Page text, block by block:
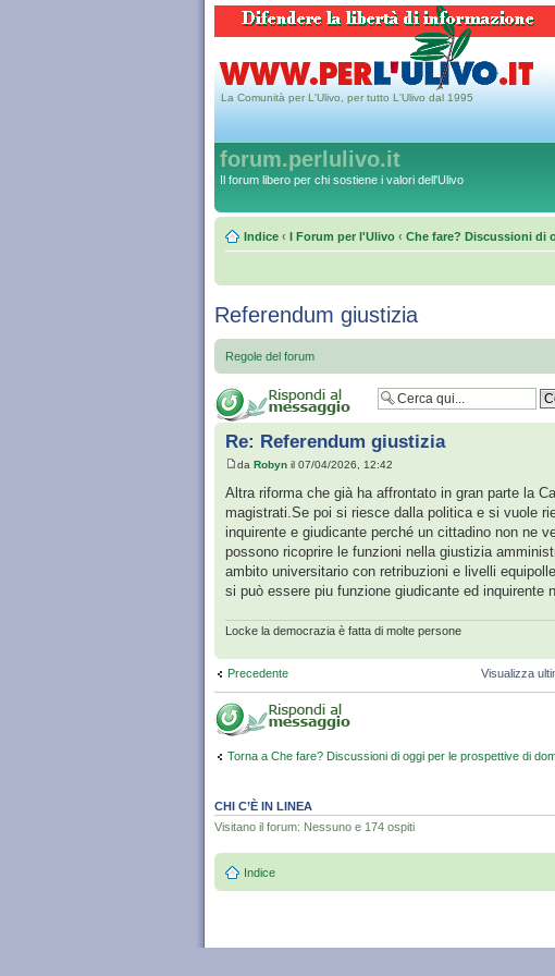
La Comunità per L'Ulivo, per tutto L'Ulivo dal 1995
forum.perlulivo.it
Il forum libero per chi sostiene i valori dell'Ulivo
Indice ‹ I Forum per l'Ulivo ‹ Che fare? Discussioni di
Referendum giustizia
Regole del forum
Re: Referendum giustizia
da Robyn il 07/04/2026, 12:42
Altra riforma che già ha affrontato in gran parte la
magistrati.Se poi si riesce dalla politica e si vuole
inquirente e giudicante perché un cittadino non ne
possono ricoprire le funzioni nella giustizia
ambito universitario con retribuzioni e livelli
si può essere piu funzione giudicante ed inquirente
Locke la democrazia è fatta di molte persone
Precedente Visualizza
Torna a Che fare? Discussioni di oggi per le prospettive di
CHI C’È IN LINEA
Visitano il forum: Nessuno e 174 ospiti
Indice